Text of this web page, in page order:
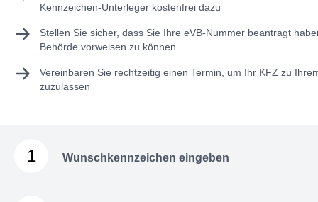
Kennzeichen-Unterleger kostenfrei dazu
Stellen Sie sicher, dass Sie Ihre eVB-Nummer beantragt
Behörde vorweisen zu können
Vereinbaren Sie rechtzeitig einen Termin, um Ihr KFZ zu
zuzulassen
1 Wunschkennzeichen eingeben